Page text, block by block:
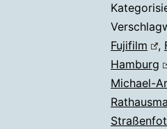
Fujifilm
,
Hamburg
Michael-